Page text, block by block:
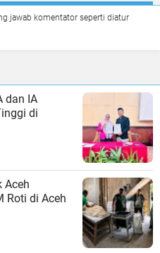
jawab komentator seperti diatur
dan IA
di
Aceh
Roti di Aceh